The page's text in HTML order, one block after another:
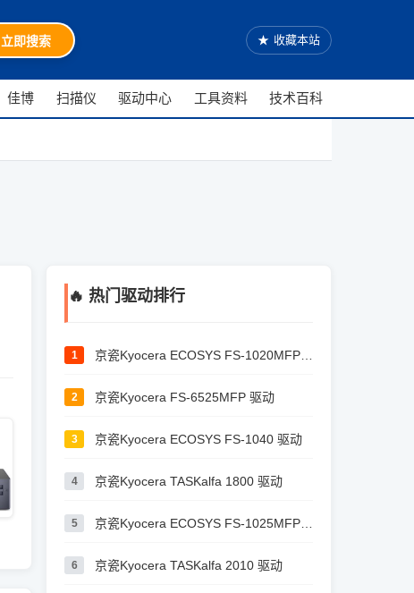
立即搜索 ★ 收藏本站
佳博 扫描仪 驱动中心 工具资料 技术百科
🔥 热门驱动排行
1
2 京瓷Kyocera FS-6525MFP 驱动
3 京瓷Kyocera ECOSYS FS-1040 驱动
4 京瓷Kyocera TASKalfa 1800 驱动
5
6 京瓷Kyocera TASKalfa 2010 驱动